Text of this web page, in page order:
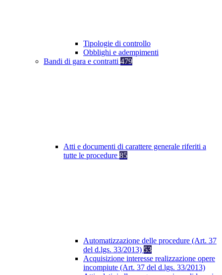
Tipologie di controllo
Obblighi e adempimenti
Bandi di gara e contratti 479
Atti e documenti di carattere generale riferiti a
tutte le procedure 85
Automatizzazione delle procedure (Art. 37
del d.lgs. 33/2013) 53
Acquisizione interesse realizzazione opere
incompiute (Art. 37 del d.lgs. 33/2013)